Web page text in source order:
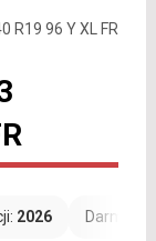
R19 96 Y XL FR
2026